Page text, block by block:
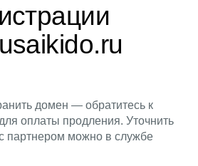
домен — обратитесь к
оплаты продления. Уточнить
партнером можно в службе